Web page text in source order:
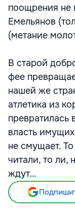
поощрения не
Емельянов
(метание
В старой
фее
нашей же
атлетика из
превратилась
власть
не смущает.
читали, то ли,
ждут…